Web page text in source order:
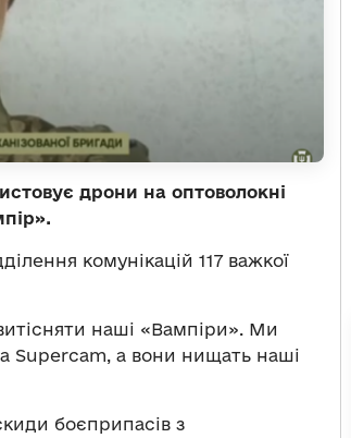
дрони на оптоволокні
комунікацій 117 важкої
наші «Вампіри». Ми
Supercam, а вони нищать наші
боєприпасів з